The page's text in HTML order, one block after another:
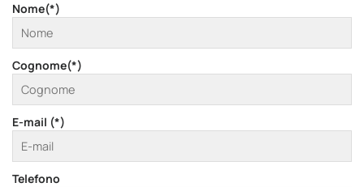
Nome(*)
Cognome(*)
E-mail (*)
Telefono